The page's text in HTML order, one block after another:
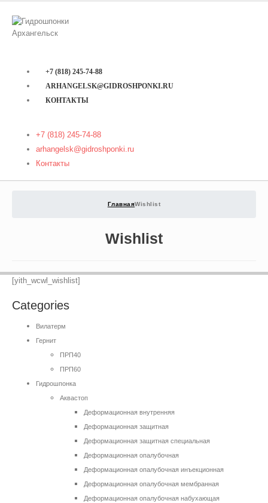
+7 (818) 245-74-88
ARHANGELSK@GIDROSHPONKI.RU
КОНТАКТЫ
+7 (818) 245-74-88
arhangelsk@gidroshponki.ru
Контакты
ГлавнаяWishlist
Wishlist
[yith_wcwl_wishlist]
Categories
Вилатерм
Гернит
ПРП40
ПРП60
Гидрошпонка
Аквастоп
Деформационная внутренняя
Деформационная защитная
Деформационная защитная специальная
Деформационная опалубочная
Деформационная опалубочная инъекционная
Деформационная опалубочная мембранная
Деформационная опалубочная набухающая